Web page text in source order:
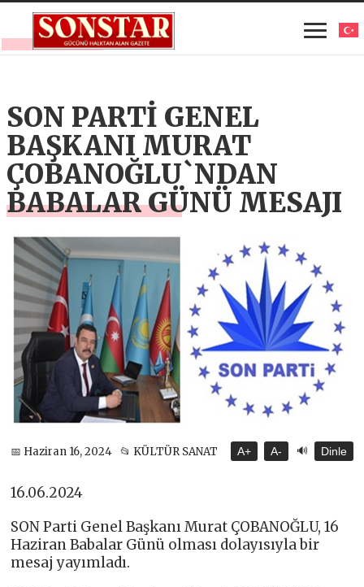
SON PARTİ GENEL
BAŞKANI MURAT
ÇOBANOĞLU`NDAN
BABALAR GÜNÜ MESAJI
📅 Haziran 16, 2024 📂 KÜLTÜR SANAT A+ A- 🔊 Dinle
16.06.2024
SON Parti Genel Başkanı Murat ÇOBANOĞLU, 16
Haziran Babalar Günü olması dolayısıyla bir
mesaj yayımladı.